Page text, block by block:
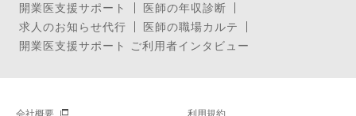
開業医支援サポート
医師の年収診断
求人のお知らせ代行
医師の職場カルテ
開業医支援サポート ご利用者インタビュー
会社概要 利用規約